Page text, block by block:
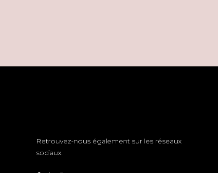
Retrouvez-nous également sur les réseaux
sociaux.